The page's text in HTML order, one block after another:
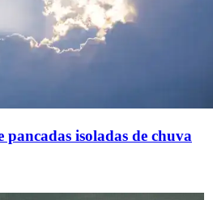
pancadas isoladas de chuva